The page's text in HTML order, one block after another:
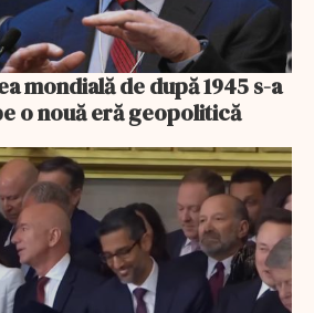
mondială de după 1945 s-a
o nouă eră geopolitică